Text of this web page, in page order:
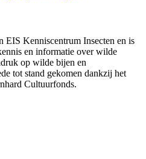
EIS Kenniscentrum Insecten en is
en informatie over wilde
op wilde bijen en
tot stand gekomen dankzij het
Cultuurfonds.